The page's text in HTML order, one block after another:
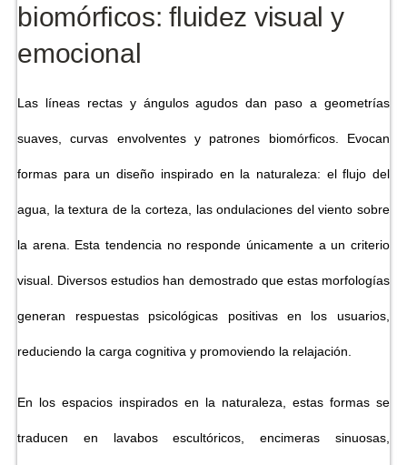
biomórficos: fluidez visual y
emocional
Las líneas rectas y ángulos agudos dan paso a geometrías
suaves, curvas envolventes y patrones biomórficos. Evocan
formas para un diseño inspirado en la naturaleza: el flujo del
agua, la textura de la corteza, las ondulaciones del viento sobre
la arena. Esta tendencia no responde únicamente a un criterio
visual. Diversos estudios han demostrado que estas morfologías
generan respuestas psicológicas positivas en los usuarios,
reduciendo la carga cognitiva y promoviendo la relajación.
En los espacios inspirados en la naturaleza, estas formas se
traducen en lavabos escultóricos, encimeras sinuosas,